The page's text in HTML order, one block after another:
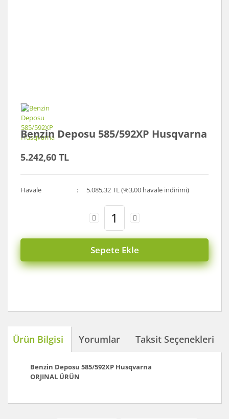
Benzin Deposu 585/592XP Husqvarna
5.242,60 TL
Havale 5.085,32 TL (%3,00 havale indirimi)
Sepete Ekle
Ürün Bilgisi Yorumlar Taksit Seçenekleri
Benzin Deposu 585/592XP Husqvarna
ORJINAL ÜRÜN